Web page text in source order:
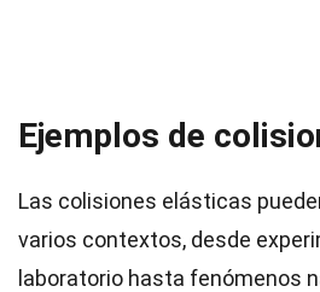
Ejemplos de
Las colisiones elásticas
varios contextos, desde
laboratorio hasta fenómenos